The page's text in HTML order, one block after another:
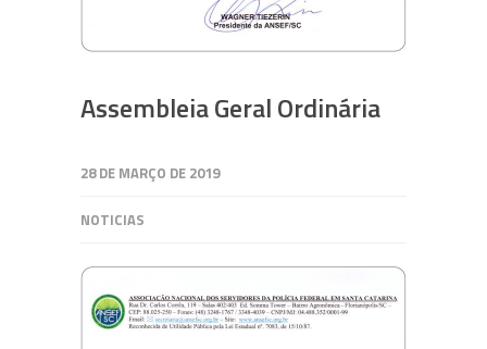
Assembleia Geral Ordinária
28 DE MARÇO DE 2019
NOTICIAS